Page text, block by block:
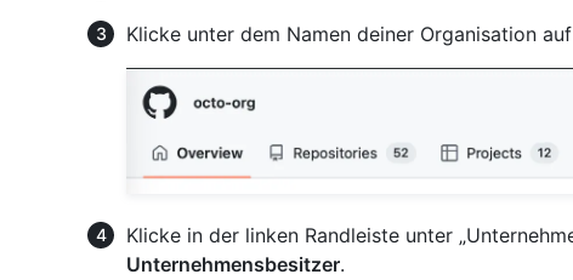
Klicke unter dem Namen deiner Organisation auf
Klicke in der linken Randleiste unter
Unternehmensbesitzer.